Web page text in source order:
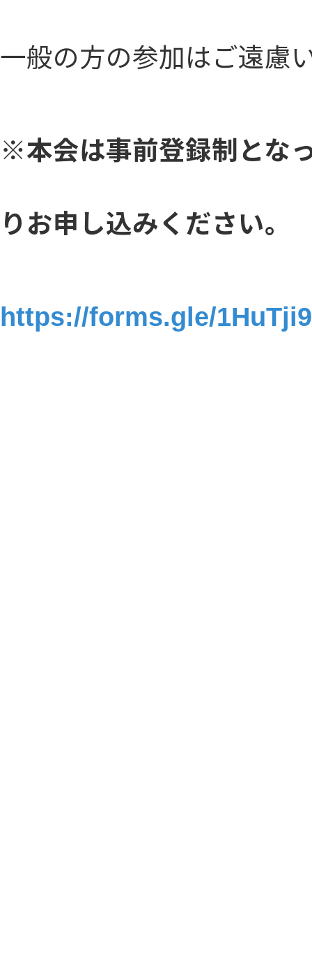
一般の方の参加はご遠慮
※本会は事前登録制とな
りお申し込みください。
https://forms.gle/